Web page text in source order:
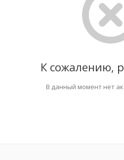
К сожалению,
В данный момент нет